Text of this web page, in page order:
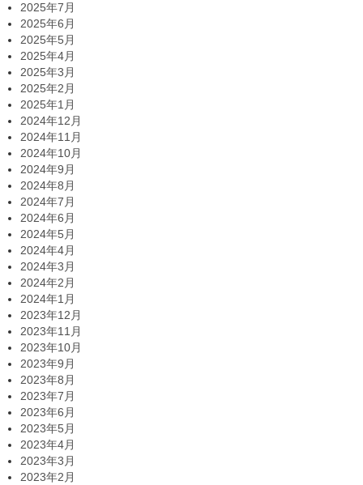
2025年7月
2025年6月
2025年5月
2025年4月
2025年3月
2025年2月
2025年1月
2024年12月
2024年11月
2024年10月
2024年9月
2024年8月
2024年7月
2024年6月
2024年5月
2024年4月
2024年3月
2024年2月
2024年1月
2023年12月
2023年11月
2023年10月
2023年9月
2023年8月
2023年7月
2023年6月
2023年5月
2023年4月
2023年3月
2023年2月